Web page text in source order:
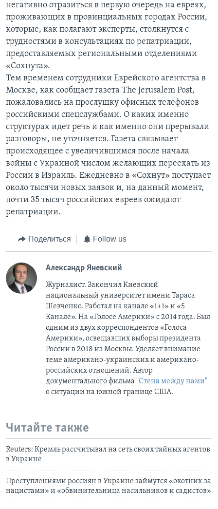
негативно отразиться в первую очередь на евреях,
проживающих в провинциальных городах России,
которые, как полагают эксперты, столкнутся с
трудностями в консультациях по репатриации,
предоставляемых региональными отделениями
«Сохнута».
Тем временем сотрудники Еврейского агентства в
Москве, как сообщает газета The Jerusalem Post,
пожаловались на прослушку офисных телефонов
российскими спецслужбами. О каких именно
структурах идет речь и как именно они прерывали
разговоры, не уточняется. Газета связывает
происходящее с увеличившимся после начала
войны с Украиной числом желающих переехать из
России в Израиль. Ежедневно в «Сохнут» поступает
около тысячи новых заявок и, на данный момент,
почти 35 тысяч российских евреев ожидают
репатриации.
Поделиться Follow us
Александр Яневский
Журналист. Закончил Киевский
национальный университет имени Тараса
Шевченко. Работал на канале «1+1» и «5
Канале». На «Голосе Америки» с 2014 года. Был
одним из двух корреспондентов «Голоса
Америки», освещавших выборы президента
России в 2018 из Москвы. Уделяет внимание
теме американо-украинских и американо-
российских отношений. Автор
документального фильма "Стена между нами"
о ситуации на южной границе США.
Читайте также
Reuters: Кремль рассчитывал на сеть своих тайных агентов
в Украине
Преступлениями россиян в Украине займутся «охотник за
нацистами» и «обвинительница насильников и садистов»